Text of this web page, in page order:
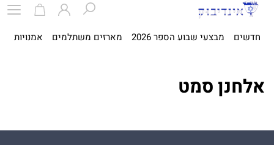
חדשים מבצעי שבוע הספר 2026 מארזים משתלמים אמנויות
אלחנן סמט